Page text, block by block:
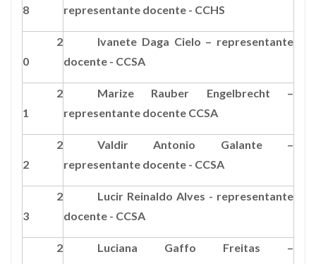
8
representante docente - CCHS
2
0
Ivanete Daga Cielo – representante
docente - CCSA
2
1
Marize Rauber Engelbrecht –
representante docente CCSA
2
2
Valdir Antonio Galante –
representante docente - CCSA
2
3
Lucir Reinaldo Alves - representante
docente - CCSA
2
Luciana Gaffo Freitas –